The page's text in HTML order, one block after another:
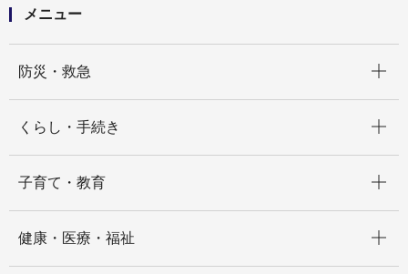
メニュー
防災・救急
くらし・手続き
子育て・教育
健康・医療・福祉